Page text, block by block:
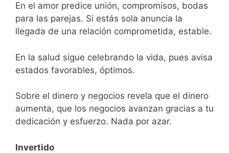
En el amor predice unión, compromisos, bodas
para las parejas. Si estás sola anuncia la
llegada de una relación comprometida, estable.
En la salud sigue celebrando la vida, pues avisa
estados favorables, óptimos.
Sobre el dinero y negocios revela que el dinero
aumenta, que los negocios avanzan gracias a tu
dedicación y esfuerzo. Nada por azar.
Invertido